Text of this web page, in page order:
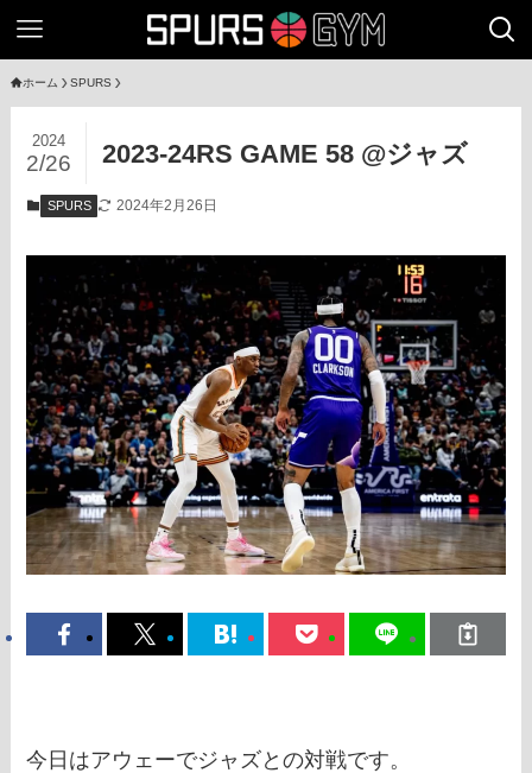
ホーム SPURS
2023-24RS GAME 58 @ジャズ
2024
2/26
SPURS 2024年2月26日
今日はアウェーでジャズとの対戦です。